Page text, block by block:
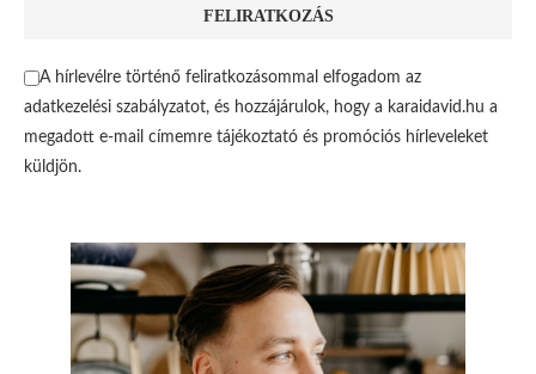
A hírlevélre történő feliratkozásommal elfogadom az
adatkezelési szabályzatot, és hozzájárulok, hogy a karaidavid.hu a
megadott e-mail címemre tájékoztató és promóciós hírleveleket
küldjön.